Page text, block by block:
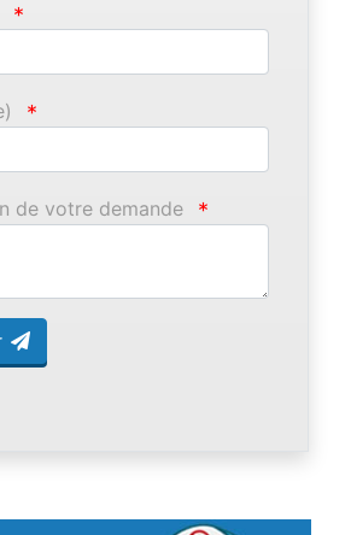
*
*
de votre demande *